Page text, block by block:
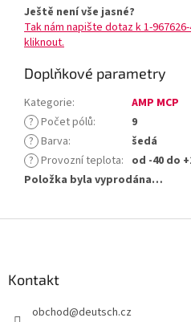
Ještě není vše jasné?
Tak nám napište dotaz k 1-
kliknout.
Doplňkové parametry
Kategorie:
AMP MCP
? Počet pólů:
9
? Barva:
šedá
? Provozní teplota: od -40 do
Položka byla vyprodána…
Kontakt
obchod@deutsch.cz